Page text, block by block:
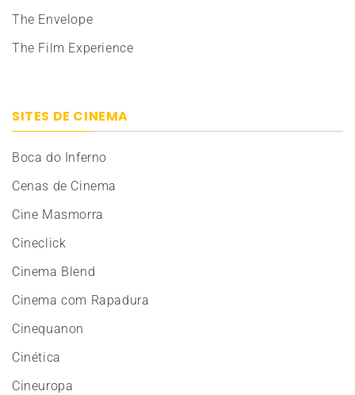
The Envelope
The Film Experience
SITES DE CINEMA
Boca do Inferno
Cenas de Cinema
Cine Masmorra
Cineclick
Cinema Blend
Cinema com Rapadura
Cinequanon
Cinética
Cineuropa